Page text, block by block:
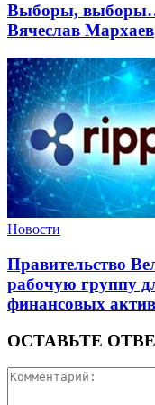
Выборы,
Вячеслав Мархаев
Новости
Правительство
рабочую группу
финансовых
ОСТАВЬТЕ